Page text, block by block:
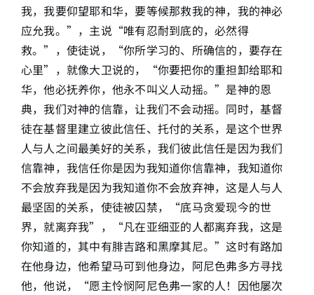
我，我要仰望耶和华，要等候那救我的神，我的神必
应允我。”，主说“唯有忍耐到底的，必然得
救。”，使徒说，“你所学习的、所确信的，要存在
心里”，就像大卫说的，“你要把你的重担卸给耶和
华，他必抚养你，他永不叫义人动摇。”是神的恩
典，我们对神的信靠，让我们不会动摇。同时，基督
徒在基督里建立彼此信任、托付的关系，是这个世界
人与人之间最美好的关系，我们彼此信任是因为我们
信靠神，我信任你是因为我知道你信靠神，我知道你
不会放弃我是因为我知道你不会放弃神，这是人与人
最坚固的关系，使徒被囚禁，“底马贪爱现今的世
界，就离弃我”，“凡在亚细亚的人都离弃我，这是
你知道的，其中有腓吉路和黑摩其尼。”这时有路加
在他身边，他希望马可到他身边，阿尼色弗多方寻找
他，他说，“愿主怜悯阿尼色弗一家的人！因他屡次